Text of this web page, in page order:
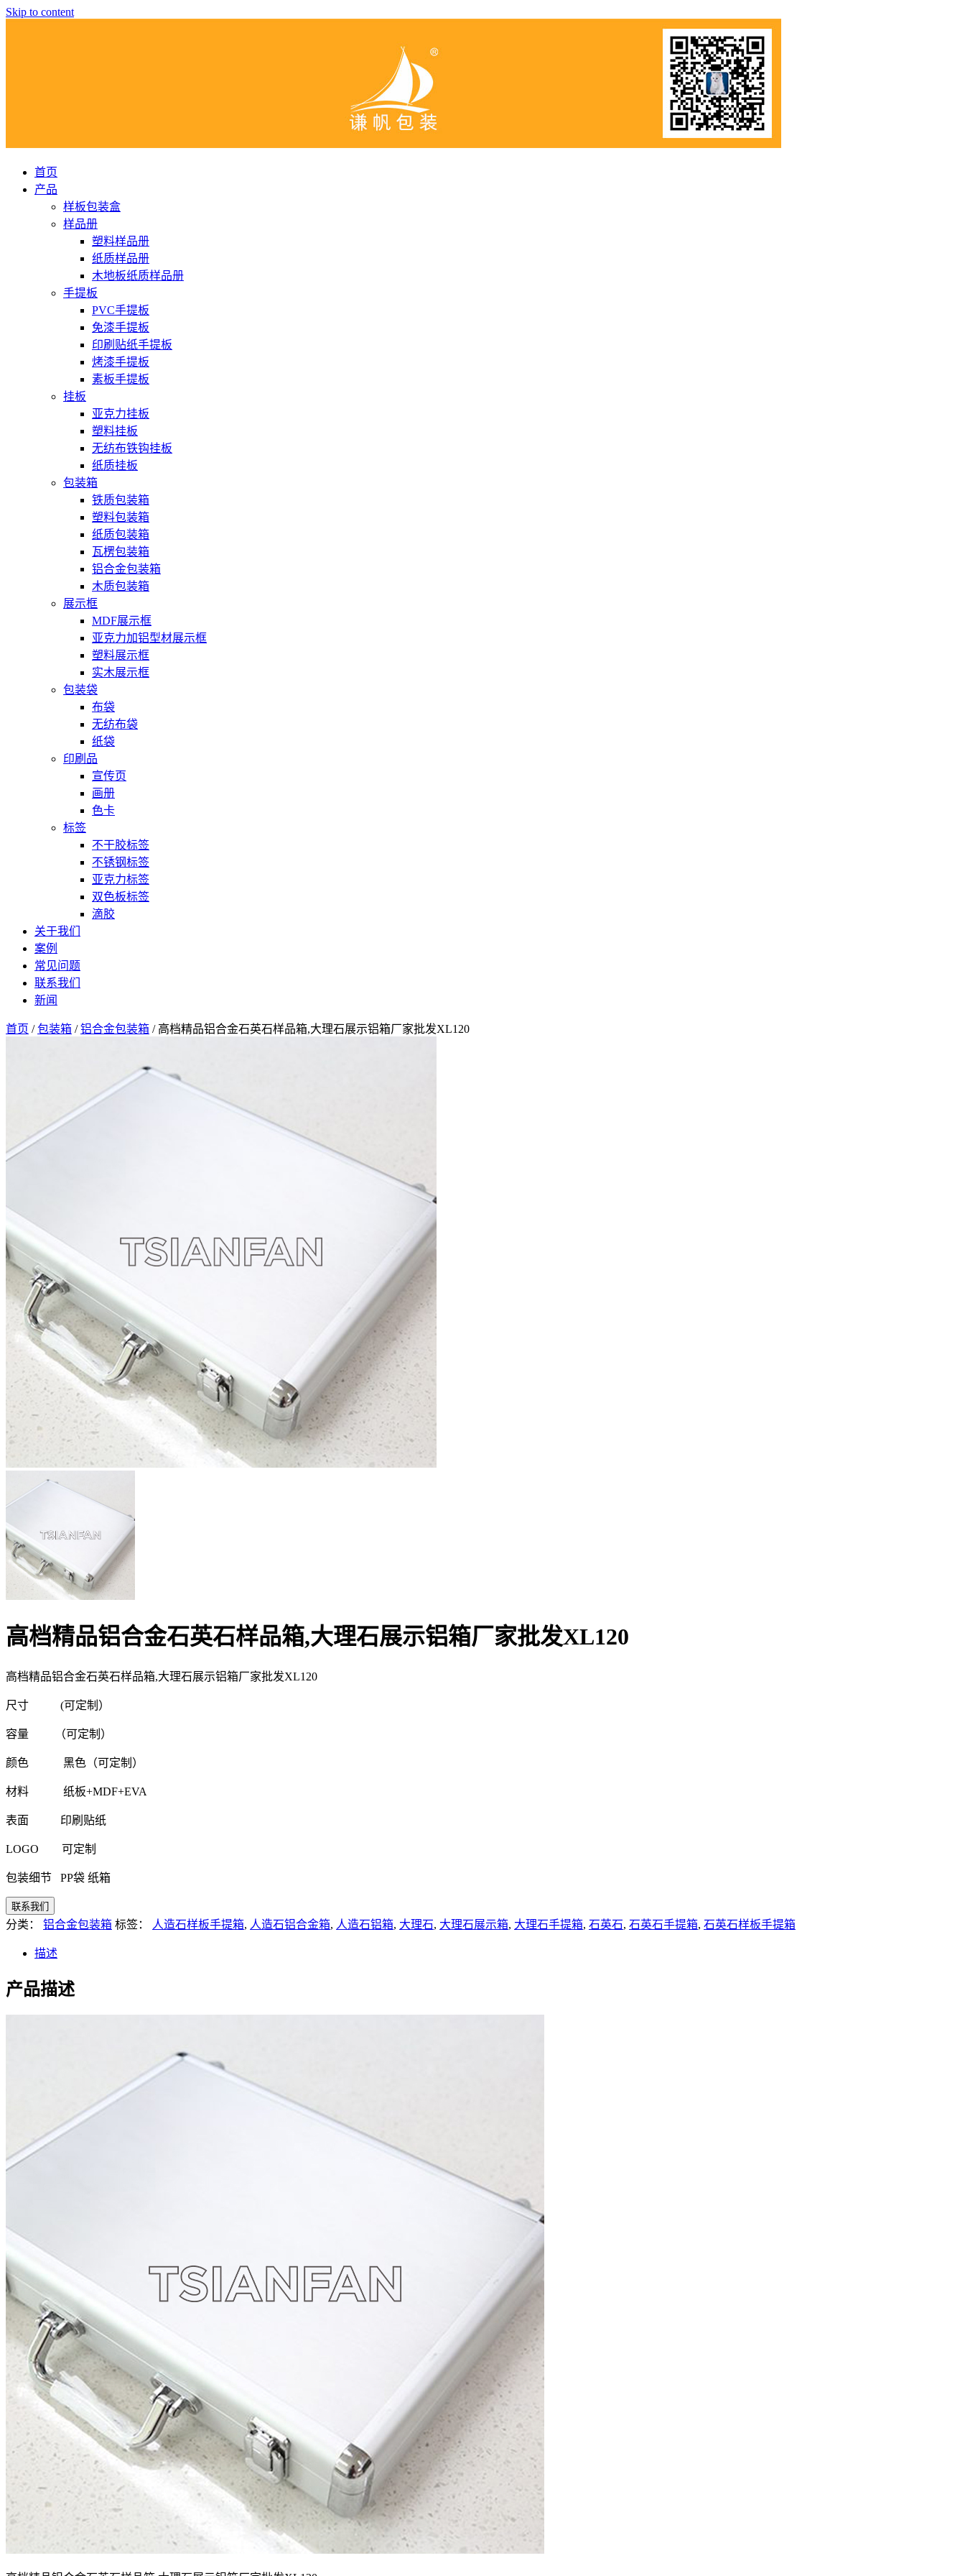
Skip to content
首页
产品
样板包装盒
样品册
塑料样品册
纸质样品册
木地板纸质样品册
手提板
PVC手提板
免漆手提板
印刷贴纸手提板
烤漆手提板
素板手提板
挂板
亚克力挂板
塑料挂板
无纺布铁钩挂板
纸质挂板
包装箱
铁质包装箱
塑料包装箱
纸质包装箱
瓦楞包装箱
铝合金包装箱
木质包装箱
展示框
MDF展示框
亚克力加铝型材展示框
塑料展示框
实木展示框
包装袋
布袋
无纺布袋
纸袋
印刷品
宣传页
画册
色卡
标签
不干胶标签
不锈钢标签
亚克力标签
双色板标签
滴胶
关于我们
案例
常见问题
联系我们
新闻
首页 /包装箱 /铝合金包装箱 / 高档精品铝合金石英石样品箱,大理石展示铝箱厂家批发XL120
高档精品铝合金石英石样品箱,大理石展示铝箱厂家批发XL120
高档精品铝合金石英石样品箱,大理石展示铝箱厂家批发XL120
尺寸 (可定制）
容量 （可定制）
颜色 黑色（可定制）
材料 纸板+MDF+EVA
表面 印刷贴纸
LOGO 可定制
包装细节 PP袋 纸箱
分类： 铝合金包装箱 标签： 人造石样板手提箱, 人造石铝合金箱, 人造石铝箱, 大理石, 大理石展示箱, 大理石手提箱, 石英石, 石英石手提箱, 石英石样板手提箱
描述
产品描述